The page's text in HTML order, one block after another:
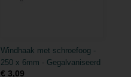
Windhaak met schroefoog -
250 x 6mm - Gegalvaniseerd
€ 3,09